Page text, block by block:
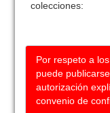
colecciones:
Por respeto a
puede
autorización
convenio de